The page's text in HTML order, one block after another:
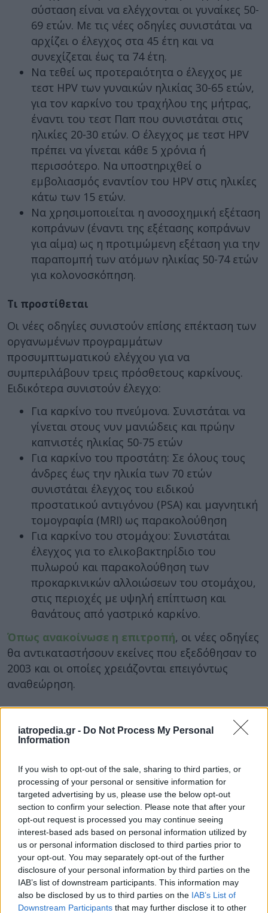
iatropedia.gr - Do Not Process My Personal
Information
If you wish to opt-out of the sale, sharing to third parties, or
processing of your personal or sensitive information for
targeted advertising by us, please use the below opt-out
section to confirm your selection. Please note that after your
opt-out request is processed you may continue seeing
interest-based ads based on personal information utilized by
us or personal information disclosed to third parties prior to
your opt-out. You may separately opt-out of the further
disclosure of your personal information by third parties on the
IAB’s list of downstream participants. This information may
also be disclosed by us to third parties on the IAB’s List of
Downstream Participants that may further disclose it to other
σύσταση είναι να ελέγχονται οι γυναίκες 50-
69 ετών. Με τις νέες οδηγίες συνιστάται να
αρχίζει ο έλεγχος στα 45 έτη και να
συνεχίζεται έως τα 74 έτη.
Να τεθεί ως προτεραιότητα ο έλεγχος με
τεστ HPV των γυναικών ηλικίας 30-65 ετών,
για τον καρκίνο του τραχήλου της μήτρας,
έναντι του τεστ Παπ που συνιστάται στις
ηλικίες 20-30 ετών. Ο έλεγχος με τεστ HPV
πρέπει να γίνεται κάθε 5 χρόνια ή
περισσότερο. Να υποστηριχθεί ο
εμβολιασμός εναντίον του HPV στις ηλικίες
κάτω των 15 ετών.
Να χρησιμοποιείται η ανοσοχημική εξέταση
κοπράνων (έναντι της εξέτασης κοπράνων
για αίμα) ως η προτιμώμενη εξέταση για την
παραπομπή των ατόμων ηλικίας 50-74 ετών
για κολονοσκόπηση.
Τι προστίθεται
Οι νέες οδηγίες συνιστούν επίσης επέκταση των
οργανωμένων προγραμμάτων
προσυμπτωματικού ελέγχου για να
συμπεριλάβουν τρεις πρόσθετους καρκίνους.
Ειδικότερα συνιστούν έλεγχο:
Για καρκίνο του πνεύμονα. Συνιστάται να
γίνεται στους νυν μανιώδεις και πρώην
καπνιστές ηλικίας 50-75 ετών
Για καρκίνο του προστάτη: Σε όλους τους
άνδρες έως την ηλικία των 70 ετών
συνιστάται έλεγχος του ειδικού
προστατικού αντιγόνου (PSA) και μαγνητική
τομογραφία (MRI) ως παρακολούθηση
Για καρκίνο του στομάχου: Συνιστάται
έλεγχος για το ελικοβακτηρίδιο του
πυλωρού και παρακολούθηση των
προκαρκινικών αλλοιώσεων του στομάχου,
στις περιοχές με υψηλή επίπτωση και
θανάτους από γαστρικό καρκίνο.
Όπως ανακοίνωσε η επιτροπή, οι νέες οδηγίες
θα αντικαταστήσουν εκείνες που εξεδόθησαν το
2003 και οι οποίες χρειάζονται επειγόντως
αναθεώρηση.
2,7 εκατομμύρια περιστατικά ετησίως στην ΕΕ
Το 2020 υπολογίζεται ότι ανέπτυξαν καρκίνο 2,7
Ένωση. Περισσότερα από 1,3 εκατομμύρια, εξ άλλου,
έχασαν τη ζωή τους από τη νόσο», δήλωσε η
επίτροπος Υγείας κυρία Στέλλα Κυριακίδου
Και συνέχισε: « Ξέρουμε ότι η έγκαιρη διάγνωση
σώζει ζωές και βελτιώνει την ποιότητα ζωής. Σήμερα,
στο πλαίσιο του Ευρωπαϊκού Σχεδίου
Καταπολέμησης του Καρκίνου, χαράσσουμε μια νέα
πορεία για τον προσυμπτωματικό έλεγχο του
καρκίνου στην ΕΕ».